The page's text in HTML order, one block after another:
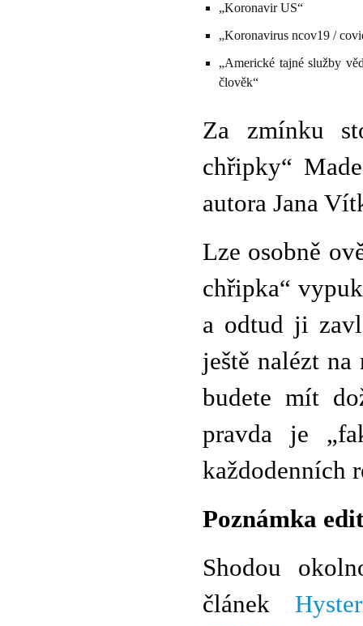
„Koronavir US“
„Koronavirus ncov19 /
„Americké tajné služby
člověk“
Za zmínku
chřipky“
autora Jana
Lze osobně
chřipka“
a odtud ji
ještě nalézt na
budete mít
pravda je
každodenních
Poznámka
Shodou
článek